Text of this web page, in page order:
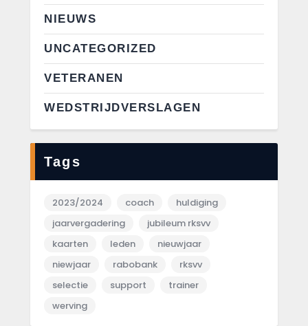
NIEUWS
UNCATEGORIZED
VETERANEN
WEDSTRIJDVERSLAGEN
Tags
2023/2024 coach
huldiging
jaarvergadering
jubileum rksvv
kaarten
leden
nieuwjaar
niewjaar
rabobank
rksvv
selectie
support
trainer
werving